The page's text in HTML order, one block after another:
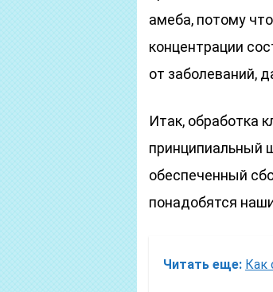
амеба, потому
концентрации
от заболеваний,
Итак, обработка
принципиальный
обеспеченный
понадобятся
Читать еще: Как